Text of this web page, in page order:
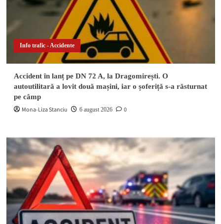
Info trafic - Accidente
Accident în lanț pe DN 72 A, la Dragomirești. O
autoutilitară a lovit două mașini, iar o șoferiță s-a răsturnat
pe câmp
Mona-Liza Stanciu 6 august 2026 0